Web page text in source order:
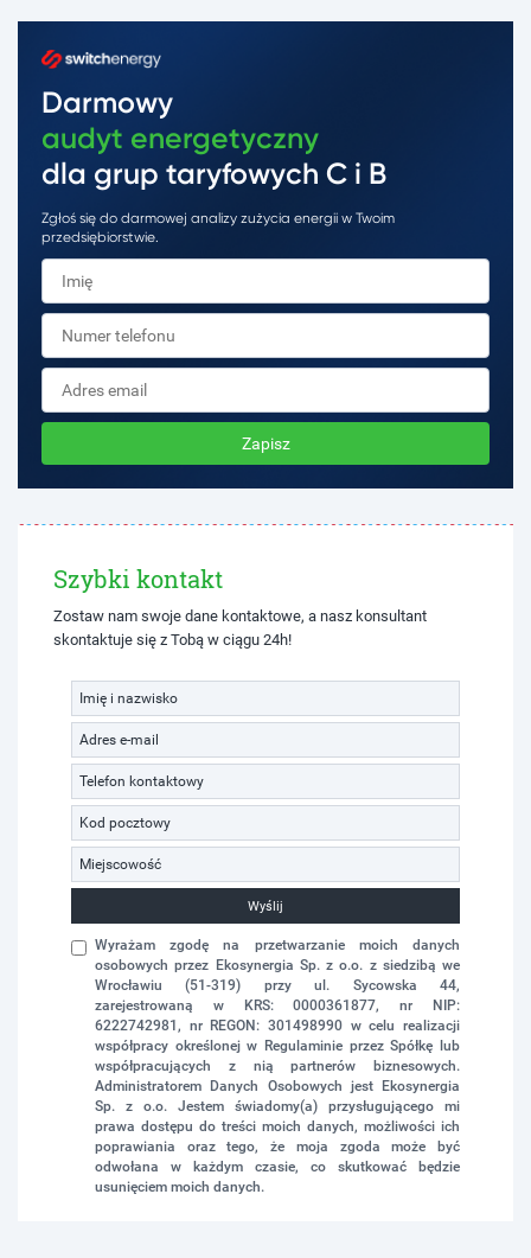
Darmowy
audyt energetyczny
dla grup taryfowych C i B
Zgłoś się do darmowej analizy zużycia energii w Twoim
przedsiębiorstwie.
Zapisz
Szybki kontakt
Zostaw nam swoje dane kontaktowe, a nasz konsultant
skontaktuje się z Tobą w ciągu 24h!
Wyślij
Wyrażam zgodę na przetwarzanie moich danych
osobowych przez Ekosynergia Sp. z o.o. z siedzibą we
Wrocławiu (51-319) przy ul. Sycowska 44,
zarejestrowaną w KRS: 0000361877, nr NIP:
6222742981, nr REGON: 301498990 w celu realizacji
współpracy określonej w Regulaminie przez Spółkę lub
współpracujących z nią partnerów biznesowych.
Administratorem Danych Osobowych jest Ekosynergia
Sp. z o.o. Jestem świadomy(a) przysługującego mi
prawa dostępu do treści moich danych, możliwości ich
poprawiania oraz tego, że moja zgoda może być
odwołana w każdym czasie, co skutkować będzie
usunięciem moich danych.